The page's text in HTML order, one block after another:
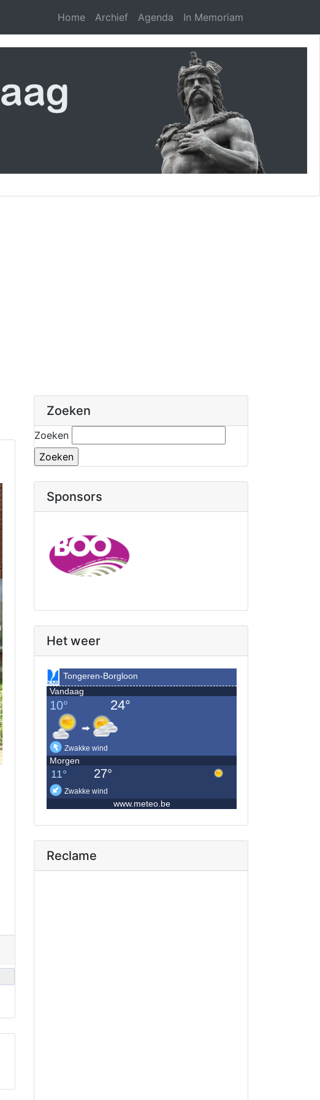
Home Archief Agenda In Memoriam
Zoeken
Zoeken
Sponsors
Het weer
Reclame